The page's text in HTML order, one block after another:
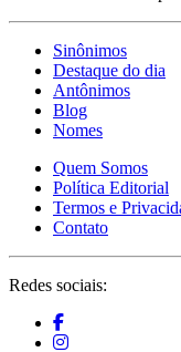
Sinônimos
Destaque do dia
Antônimos
Blog
Nomes
Quem Somos
Política Editorial
Termos e
Contato
Redes sociais: